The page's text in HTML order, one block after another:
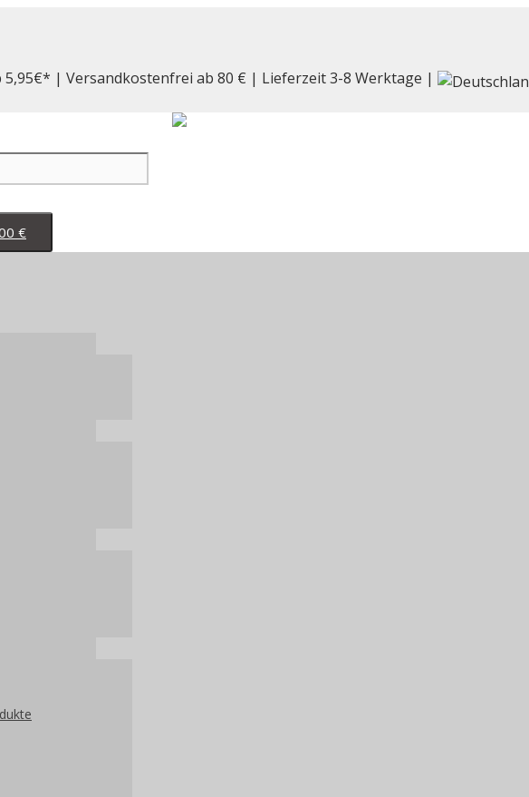
5,95€* | Versandkostenfrei ab 80 € | Lieferzeit 3-8 Werktage |
€